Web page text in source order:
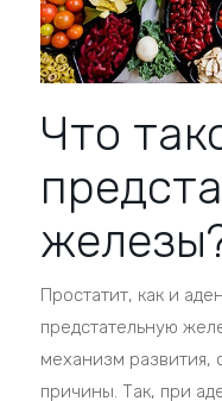
Что
Простатит, как и
предстательную
механизм развития,
причины. Так, при